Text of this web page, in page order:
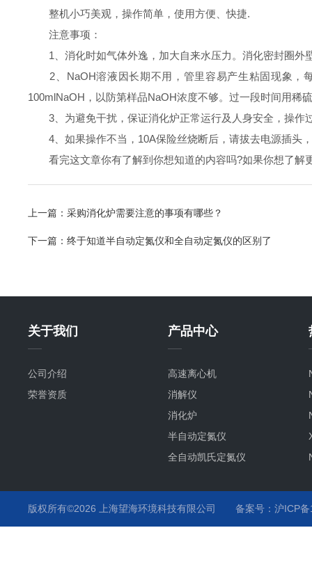
整机小巧美观，操作简单，使用方便、快捷.
注意事项：
1、消化时如气体外逸，加大自来水压力。消化密封圈外
2、NaOH溶液因长期不用，管里容易产生粘固现象，
100mlNaOH，以防第样品NaOH浓度不够。过一段时间用稀
3、为避免干扰，保证消化炉正常运行及人身安全，操作
4、如果操作不当，10A保险丝烧断后，请拔去电源插头
看完这文章你有了解到你想知道的内容吗?如果你想了解
上一篇： 采购消化炉需要注意的事项有哪些？
下一篇： 终于知道半自动定氮仪和全自动定氮仪的区别了
关于我们
公司介绍
荣誉资质
产品中心
高速离心机
消解仪
消化炉
半自动定氮仪
全自动凯氏定氮仪
版权所有©2026 上海望海环境科技有限公司 备案号：沪ICP